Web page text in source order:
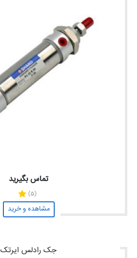
تماس بگیرید
(5)
مشاهده و خرید
جک رادلس ایرتک